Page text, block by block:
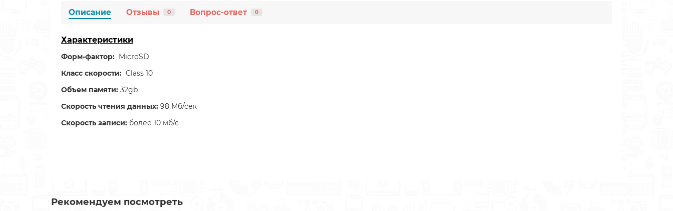
Описание Отзывы 0 Вопрос-ответ 0
Характеристики
Форм-фактор: MicroSD
Класс скорости: Class 10
Объем памяти: 32gb
Скорость чтения данных: 98 Мб/сек
Скорость записи: более 10 мб/с
Рекомендуем посмотреть